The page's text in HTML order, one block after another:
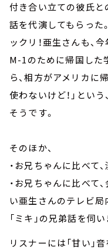
付き合い立ての彼氏と
話を代演してもらった
ックリ！亜生さんも、
M-1のために帰国した
ら、相方がアメリカに
使わないけど！」とい
そうです。
そのほか、
・お兄ちゃんに比べて
・お兄ちゃんに比べて
い亜生さんのテレビ
「ミキ」の兄弟話を伺い
リスナーには「甘い」